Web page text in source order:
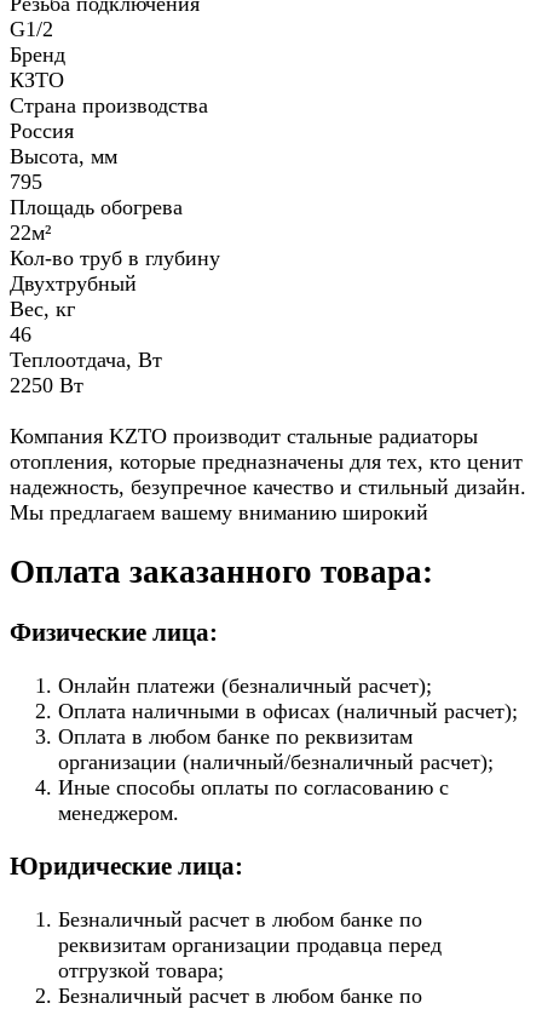
G1/2
Бренд
КЗТО
Страна производства
Россия
Высота, мм
795
Площадь обогрева
22м²
Кол-во труб в глубину
Двухтрубный
Вес, кг
46
Теплоотдача, Вт
2250 Вт
Компания KZTO производит стальные радиаторы
отопления, которые предназначены для тех, кто ценит
надежность, безупречное качество и стильный дизайн.
Мы предлагаем вашему вниманию широкий
Оплата заказанного товара:
Физические лица:
Онлайн платежи (безналичный расчет);
Оплата наличными в офисах (наличный расчет);
Оплата в любом банке по реквизитам
организации (наличный/безналичный расчет);
Иные способы оплаты по согласованию с
менеджером.
Юридические лица:
Безналичный расчет в любом банке по
реквизитам организации продавца перед
отгрузкой товара;
Безналичный расчет в любом банке по